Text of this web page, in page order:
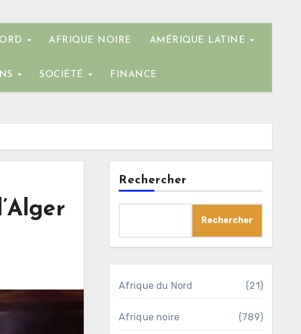
AFRIQUE NOIRE AMÉRIQUE LATINE
SOCIÉTÉ FINANCE
Rechercher
Rechercher
Afrique du Nord (21)
Afrique noire (789)